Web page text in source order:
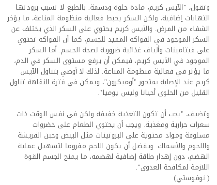
وتقول، "الآيس كريم، مادة حلوة ودسمة. بالطبع لا تسبب برودتها
التهابات إضافية، ولكن السكر يحبط فعالية منظومة المناعة، ما يؤخر
الشفاء من المرض. والآيس كريم يحتوي على السكر الذي يختلف عن
السكر الموجود في الفواكه المفيد للجسم، كما أن الفواكه تحتوي
على فيتامينات وألياف غذائية ضرورية لصحة الجسم. أما السكر
الموجود في الآيس كريم، فيمكن أن يرفع مستوى السكر في الدم،
ما يؤثر في فعالية منظومة المناعة. لذلك لا أوصي بتناول الآيس
كريم عند الإصابة بمتحور "أوميكرون"، ويمكن في فترة النقاهة تناول
القليل من الحلوى أحيانا وليس يوميا".
وتضيف، "يجب أن تكون التغذية خفيفة ولكن في نفس الوقت ذات
سعرات حرارية ومغذية. ويجب أن يحتوي الطعام على خضروات
مسلوقة ومواد محتوية على البروتينات مثل البيض وجبن القريشة
واللحوم والأسماك. ويفضل أن يكون اللحم مفروما لتسهيل عملية
الهضم، دون إهدار طاقة إضافية لهضمه، ما يمنح الجسم القوة
اللازمة لمكافحة العدوى".
( نوفوستي)